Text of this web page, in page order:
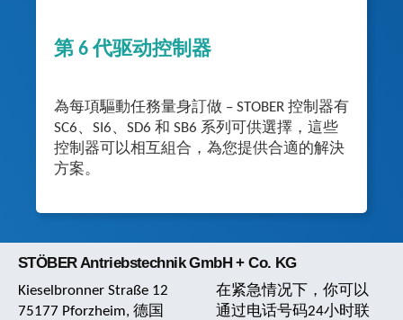
第 6 代驱动控制器
為每項驅動任務量身訂做 – STOBER 控制器有
SC6、SI6、SD6 和 SB6 系列可供選擇，這些
控制器可以相互組合，為您提供合適的解決
方案。
STÖBER Antriebstechnik GmbH + Co. KG
Kieselbronner Straße 12
75177 Pforzheim, 德国
在紧急情况下，你可以
通过电话号码24小时联